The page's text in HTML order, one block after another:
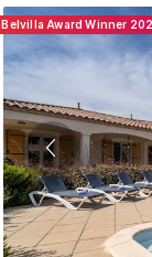
Belvilla Award Winner